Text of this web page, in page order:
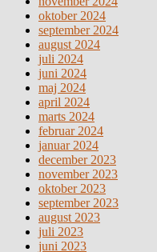
oktober 2024
september 2024
august 2024
juli 2024
juni 2024
maj 2024
april 2024
marts 2024
februar 2024
januar 2024
december 2023
november 2023
oktober 2023
september 2023
august 2023
juli 2023
juni 2023